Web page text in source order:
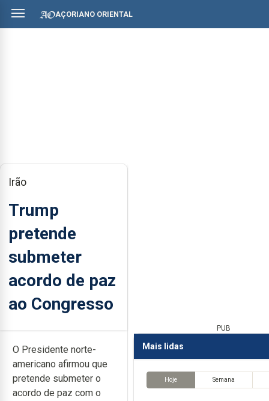
AÇORIANO ORIENTAL
Irão
Trump
pretende
submeter
acordo de paz
ao Congresso
O Presidente norte-
americano afirmou que
pretende submeter o
acordo de paz com o
PUB
Mais lidas
Hoje Semana